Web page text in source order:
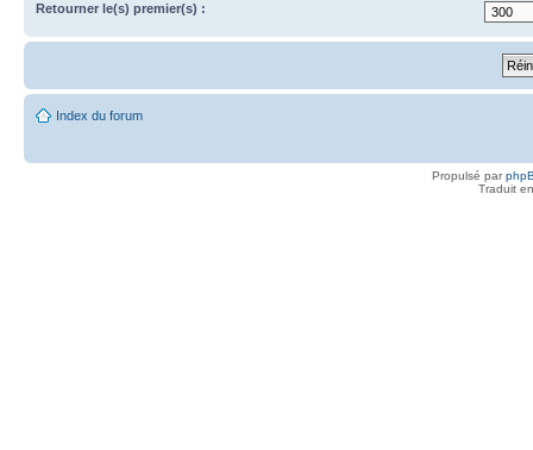
Retourner le(s) premier(s) :
Index du forum
Propulsé par
Traduit